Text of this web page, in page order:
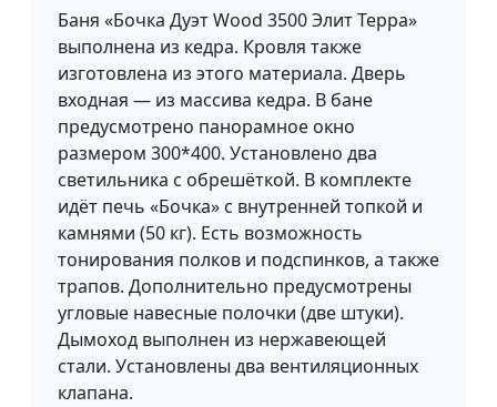
Баня «Бочка Дуэт Wood 3500 Элит Терра»
выполнена из кедра. Кровля также
изготовлена из этого материала. Дверь
входная — из массива кедра. В бане
предусмотрено панорамное окно
размером 300*400. Установлено два
светильника с обрешёткой. В комплекте
идёт печь «Бочка» с внутренней топкой и
камнями (50 кг). Есть возможность
тонирования полков и подспинков, а также
трапов. Дополнительно предусмотрены
угловые навесные полочки (две штуки).
Дымоход выполнен из нержавеющей
стали. Установлены два вентиляционных
клапана.